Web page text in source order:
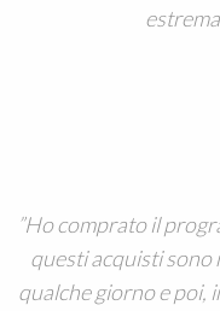
Ho comprato il
questi acquisti sono
qualche giorno e poi,